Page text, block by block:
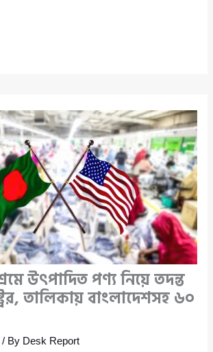
উৎপাদিত পণ্য নিয়ে তদন্ত
তালিকায় বাংলাদেশসহ ৬০
/ By Desk Report